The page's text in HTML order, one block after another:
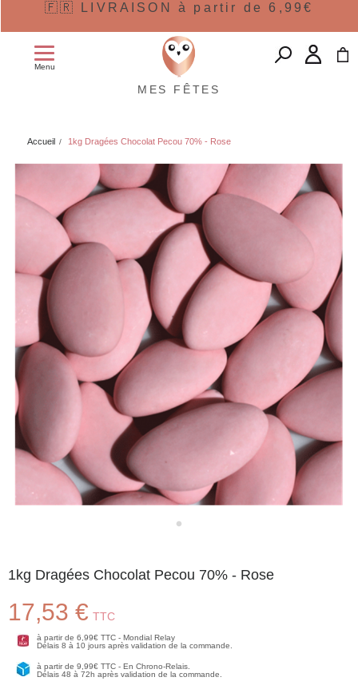
🇫🇷 LIVRAISON à partir de 6,99€
Menu
MES FÊTES
Accueil 1kg Dragées Chocolat Pecou 70% - Rose
1kg Dragées Chocolat Pecou 70% - Rose
17,53 € TTC
à partir de 6,99€ TTC - Mondial Relay
Délais 8 à 10 jours après validation de la commande.
à partir de 9,99€ TTC - En Chrono-Relais.
Délais 48 à 72h après validation de la commande.